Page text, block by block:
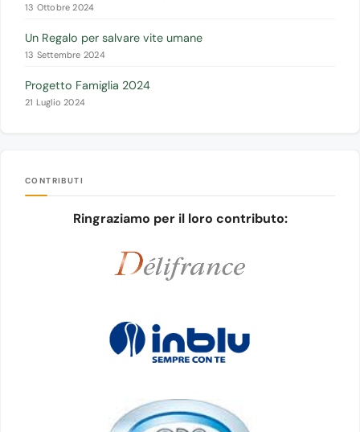
13 Ottobre 2024
Un Regalo per salvare vite umane
13 Settembre 2024
Progetto Famiglia 2024
21 Luglio 2024
CONTRIBUTI
Ringraziamo per il loro contributo: